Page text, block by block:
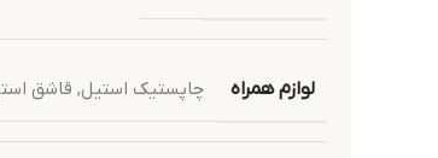
لوازم همراه چاپستیک استیل, قاشق